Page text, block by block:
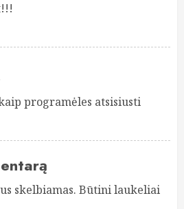
programėles atsisiusti
skelbiamas. Būtini laukeliai